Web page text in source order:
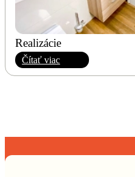
Realizácie
Čítať viac